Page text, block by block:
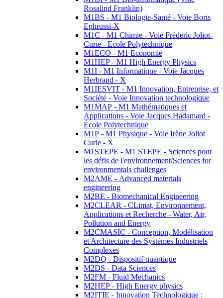
Rosalind Franklin)
M1BS - M1 Biologie-Santé - Voie Boris
Ephrussi-X
M1C - M1 Chimie - Voie Fréderic Joliot-
Curie - Ecole Polytechnique
M1ECO - M1 Economie
M1HEP - M1 High Energy Physics
M1I - M1 Informatique - Voie Jacques
Herbrand - X
M1IESVIT - M1 Innovation, Entreprise, et
Société - Voie Innovation technologique
M1MAP - M1 Mathématiques et
Applications - Voie Jacques Hadamard -
École Polytechnique
M1P - M1 Physique - Voie Irène Joliot
Curie - X
M1STEPE - M1 STEPE - Sciences pour
les défis de l'environnement/Sciences for
environmentals challenges
M2AME - Advanced materials
engineering
M2BE - Biomechanical Engineering
M2CLEAR - CLimat, Environnement,
Applications et Recherche - Water, Air,
Pollution and Energy
M2CMASIC - Conception, Modélisation
et Architecture des Systèmes Industriels
Complexes
M2DQ - Dispositif quantique
M2DS - Data Sciences
M2FM - Fluid Mechanics
M2HEP - High Energy physics
M2ITIE - Innovation Technologique :